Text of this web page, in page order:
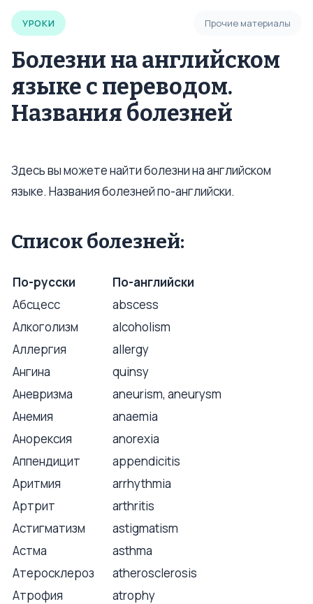
УРОКИ Прочие материалы
Болезни на английском
языке с переводом.
Названия болезней
Здесь вы можете найти болезни на английском
языке. Названия болезней по-английски.
Список болезней:
По-русски
По-английски
Абсцесс
abscess
Алкоголизм
alcoholism
Аллергия
allergy
Ангина
quinsy
Аневризма
aneurism, aneurysm
Анемия
anaemia
Анорексия
anorexia
Аппендицит
appendicitis
Аритмия
arrhythmia
Артрит
arthritis
Астигматизм
astigmatism
Астма
asthma
Атеросклероз
atherosclerosis
Атрофия
atrophy